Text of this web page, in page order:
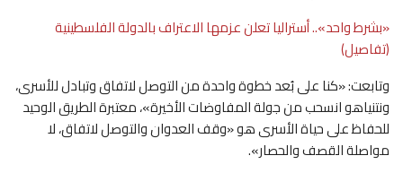
«بشرط واحد».. أستراليا تعلن عزمها الاعتراف بالدولة الفلسطينية
(تفاصيل)
وتابعت: «كنا على بُعد خطوة واحدة من التوصل لاتفاق وتبادل للأسرى،
ونتنياهو انسحب من جولة المفاوضات الأخيرة»، معتبرة الطريق الوحيد
للحفاظ على حياة الأسرى هو «وقف العدوان والتوصل لاتفاق، لا
مواصلة القصف والحصار».